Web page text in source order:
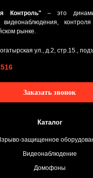
Контроль" – это
рынке.
ул., д.2, стр.15.,
Заказать звонок
Каталог
защищенное
Видеонаблюдение
Домофоны